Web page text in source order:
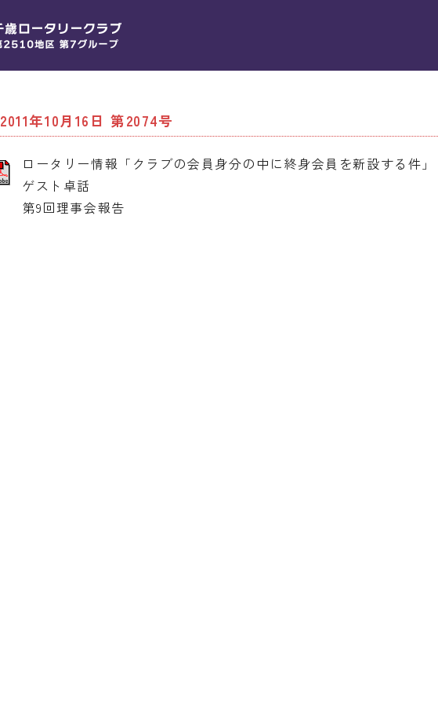
2011年10月16日 第2074号
ロータリー情報「クラブの会員身分の中に終身会員を新設する件」
ゲスト卓話
第9回理事会報告